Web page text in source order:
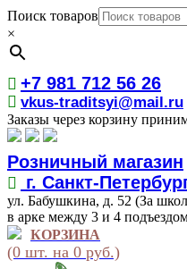
Поиск товаров
×
+7 981 712 56 26
vkus-traditsyi@mail.ru
Заказы через корзину
Розничный магазин
г. Санкт-
ул. Бабушкина, д. 52 (За
в арке между 3 и 4
КОРЗИНА
(0 шт. на 0 руб.)